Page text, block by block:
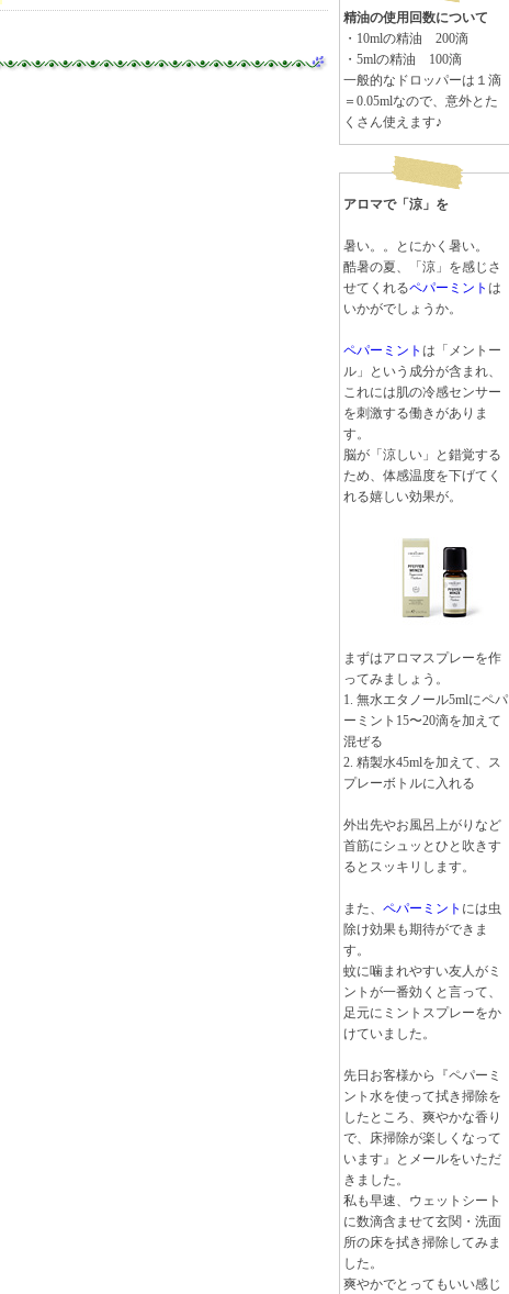
精油の使用回数について
・10mlの精油 200滴
・5mlの精油 100滴
一般的なドロッパーは１滴
＝0.05mlなので、意外とた
くさん使えます♪
アロマで「涼」を
暑い。。とにかく暑い。
酷暑の夏、「涼」を感じさ
せてくれるペパーミント は
いかがでしょうか。
ペパーミント は「メントー
ル」という成分が含まれ、
これには肌の冷感センサー
を刺激する働きがありま
す。
脳が「涼しい」と錯覚する
ため、体感温度を下げてく
れる嬉しい効果が。
まずはアロマスプレーを作
ってみましょう。
1. 無水エタノール5mlにペパ
ーミント15〜20滴を加えて
混ぜる
2. 精製水45mlを加えて、ス
プレーボトルに入れる
外出先やお風呂上がりなど
首筋にシュッとひと吹きす
るとスッキリします。
また、 ペパーミント には虫
除け効果も期待ができま
す。
蚊に噛まれやすい友人がミ
ントが一番効くと言って、
足元にミントスプレーをか
けていました。
先日お客様から『ペパーミ
ント水を使って拭き掃除を
したところ、爽やかな香り
で、床掃除が楽しくなって
います』とメールをいただ
きました。
私も早速、ウェットシート
に数滴含ませて玄関・洗面
所の床を拭き掃除してみま
した。
爽やかでとってもいい感じ